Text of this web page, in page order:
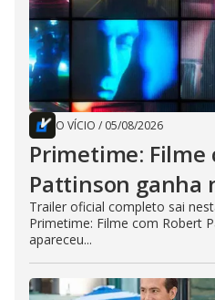
O VÍCIO / 05/08/2026
Primetime: Filme
Pattinson ganha
Trailer oficial completo sai
Primetime: Filme com Robert
apareceu...